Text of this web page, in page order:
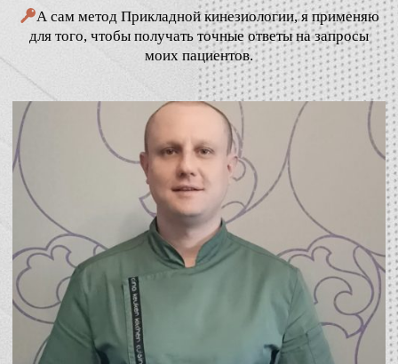
А сам метод Прикладной кинезиологии, я применяю
для того, чтобы получать точные ответы на запросы
моих пациентов.